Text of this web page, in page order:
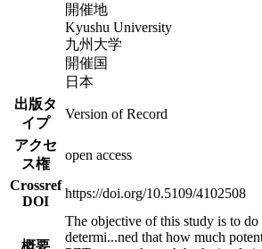
開催地
Kyushu University
九州大学
開催国
日本
出版タ
イプ
Version of Record
アクセ
ス権
open access
Crossref
DOI
https://doi.org/10.5109/4102508
概要
The objective of this study is to
determi...ned that how much